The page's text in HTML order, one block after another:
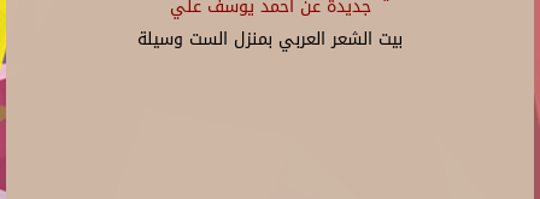
جديدة عن أحمد يوسف علي
بيت الشعر العربي بمنزل الست وسيلة